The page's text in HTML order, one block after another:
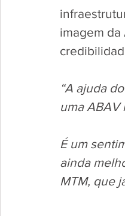
imagem
“A ajuda
uma ABAV
É um
ainda
MTM, que